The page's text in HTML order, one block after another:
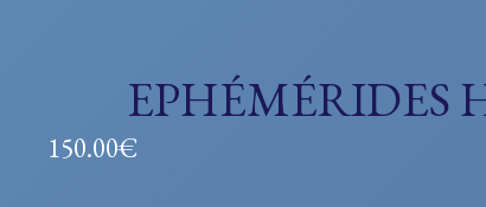
EPHÉMÉRIDES
150.00€